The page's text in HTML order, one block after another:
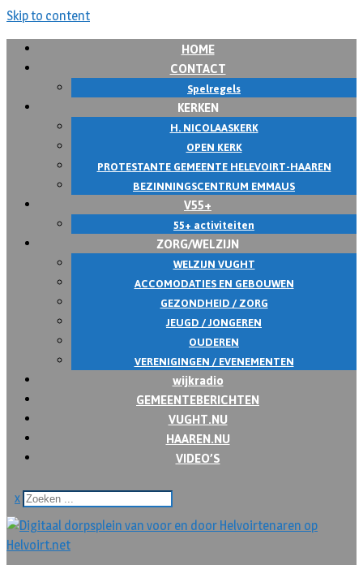
Skip to content
HOME
CONTACT
Spelregels
KERKEN
H. NICOLAASKERK
OPEN KERK
PROTESTANTE GEMEENTE HELEVOIRT-HAAREN
BEZINNINGSCENTRUM EMMAUS
V55+
55+ activiteiten
ZORG/WELZIJN
WELZIJN VUGHT
ACCOMODATIES EN GEBOUWEN
GEZONDHEID / ZORG
JEUGD / JONGEREN
OUDEREN
VERENIGINGEN / EVENEMENTEN
wijkradio
GEMEENTEBERICHTEN
VUGHT.NU
HAAREN.NU
VIDEO’S
x